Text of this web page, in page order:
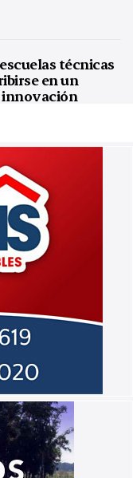
técnicas
en un
innovación